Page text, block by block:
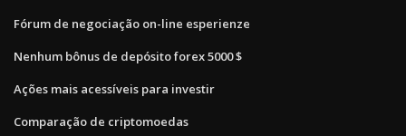
Fórum de negociação on-line esperienze
Nenhum bônus de depósito forex 5000 $
Ações mais acessíveis para investir
Comparação de criptomoedas